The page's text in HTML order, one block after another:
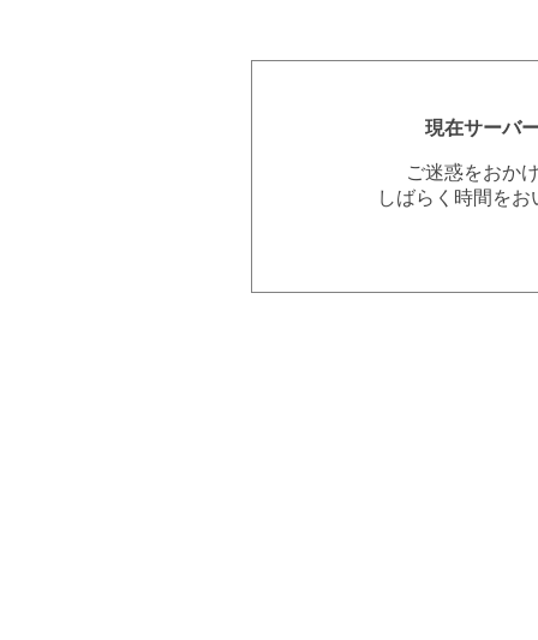
現在サーバ
ご迷惑をおか
しばらく時間を